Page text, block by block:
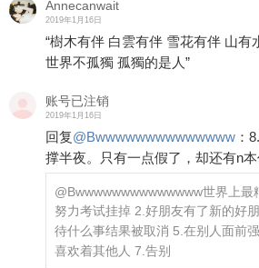
Annecanwait
2019年1月16日
“樹木有伴 白雲有伴 雪花有伴 山有
世界不孤獨 孤獨的是人”
账号已注销
2019年1月16日
回复@Bwwwwwwwwwwwwww ：
撑半夜。只有一点假了，却还有n
@Bwwwwwwwwwwwwww世界上最
努力考试挂掉 2.好朋友有了新的好
待什么事结果被取消 5.在别人面前
喜欢着其他人 7.告别